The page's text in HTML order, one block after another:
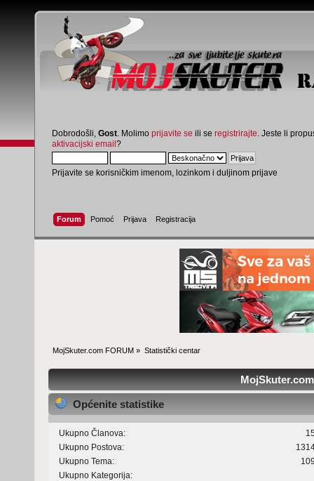
Dobrodošli, Gost . Molimo prijavite se ili se registrirajte . Jeste li
aktivacijski email?
Prijavite se korisničkim imenom, lozinkom i duljinom prijave
Forum Pomoć Prijava Registracija
MojSkuter.com FORUM » Statistički centar
Općenite statistike
Ukupno Članova:
Ukupno Postova:
Ukupno Tema:
Ukupno Kategorija: